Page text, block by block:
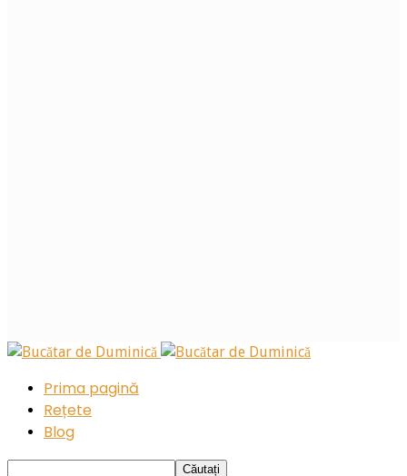
Prima pagină
Rețete
Blog